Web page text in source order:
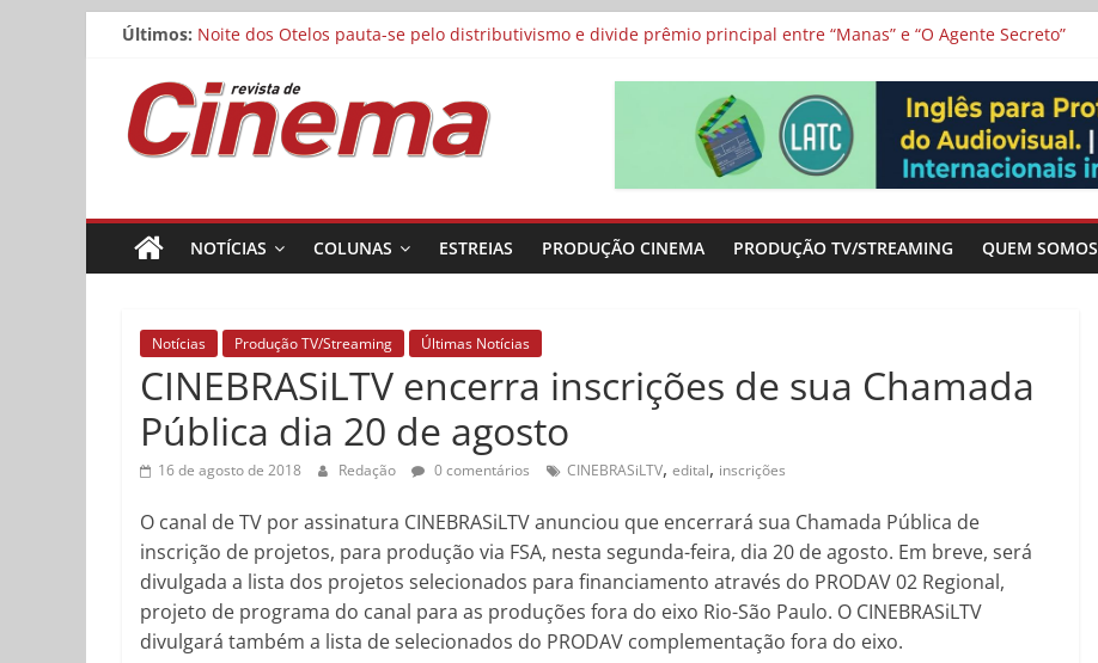
Pular
conteúdo
Últimos: Noite dos Otelos pauta-se pelo distributivismo e divide prêmio principal entre “Manas” e “O Agente Secreto”
Estão abertas as inscrições para o Festival Curta Cinema
Concurso Cine.Ema abre inscrições para alunos de escolas públicas
Matheus Nachtergaele e Gregório Duvivier protagonizam adaptação brasileira de série argentina para o cinema
Revista
de
Cinema
NOTÍCIAS COLUNAS ESTREIAS PRODUÇÃO CINEMA PRODUÇÃO TV/STREAMING QUEM SOMOS
Notícias Produção TV/Streaming Últimas Notícias
CINEBRASiLTV encerra inscrições de sua Chamada
Pública dia 20 de agosto
16 de agosto de 2018 Redação 0 comentários CINEBRASiLTV, edital, inscrições
O canal de TV por assinatura CINEBRASiLTV anunciou que encerrará sua Chamada Pública de
inscrição de projetos, para produção via FSA, nesta segunda-feira, dia 20 de agosto. Em breve, será
divulgada a lista dos projetos selecionados para financiamento através do PRODAV 02 Regional,
projeto de programa do canal para as produções fora do eixo Rio-São Paulo. O CINEBRASiLTV
divulgará também a lista de selecionados do PRODAV complementação fora do eixo.